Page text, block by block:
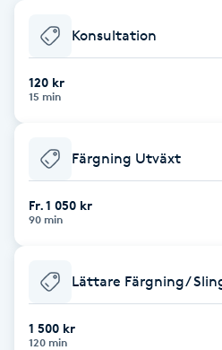
Babylights
Balayage
Barber
BIAB
Blowout
Konsultation
120 kr
15 min
Färgning Utväxt
Fr. 1 050 kr
90 min
Lättare Färgning/
1 500 kr
120 min